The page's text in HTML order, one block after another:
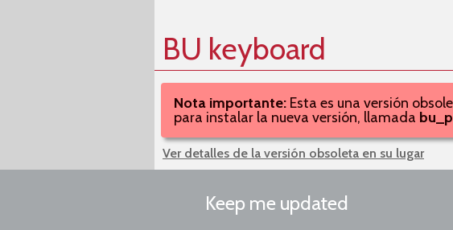
BU keyboard
Nota importante: Esta es una versión
para instalar la nueva versión, llamada
Ver detalles de la versión obsoleta en su lugar
Keep me updated